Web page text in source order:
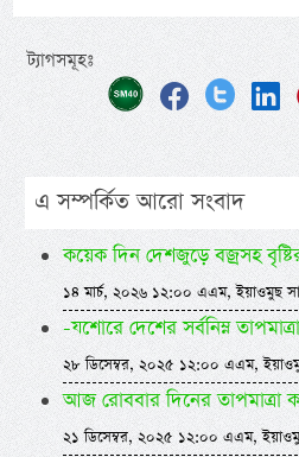
ট্যাগসমূহঃ
এ সম্পর্কিত আরো সংবাদ
কয়েক দিন দেশজুড়ে বজ্রসহ
১৪ মার্চ, ২০২৬ ১২:০০ এএম, ইয়াওমুছ
-যশোরে দেশের সর্বনিম্ন
২৮ ডিসেম্বর, ২০২৫ ১২:০০ এএম,
আজ রোববার দিনের তাপমাত্রা
২১ ডিসেম্বর, ২০২৫ ১২:০০ এএম,